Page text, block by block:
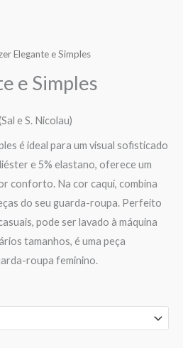
Elegante e Simples
e Simples
e S. Nicolau)
é ideal para um visual sofisticado
e 5% elastano, oferece um
conforto. Na cor caqui, combina
do seu guarda-roupa. Perfeito
pode ser lavado à máquina
tamanhos, é uma peça
roupa feminino.